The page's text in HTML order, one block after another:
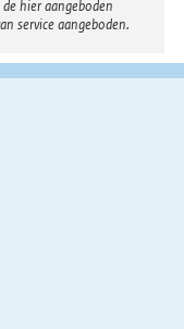
hier aangeboden
service aangeboden.